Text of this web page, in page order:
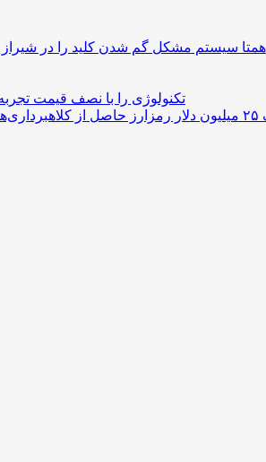
همتا سیستم مشکل گم شدن کلید را در
تکنولوژی را با نصف قیمت